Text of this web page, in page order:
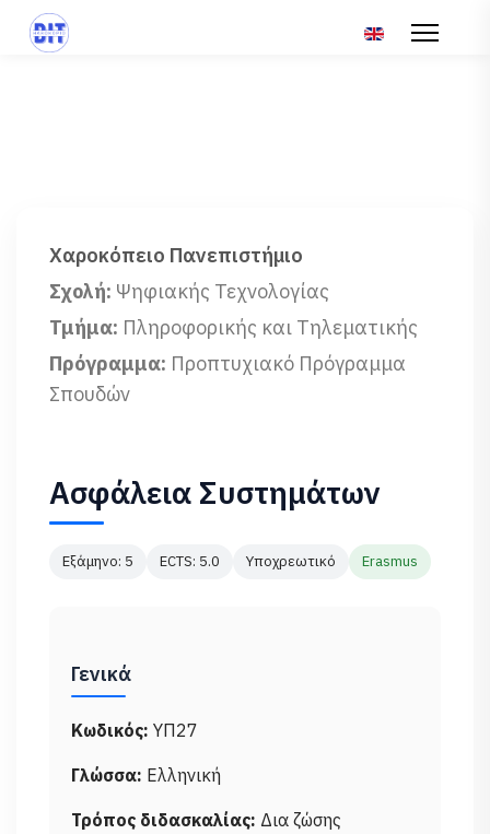
Επιλέξτε τη
Χαροκόπειο Πανεπιστήμιο
Σχολή: Ψηφιακής Τεχνολογίας
Τμήμα: Πληροφορικής και Τηλεματικής
Πρόγραμμα: Προπτυχιακό Πρόγραμμα
Σπουδών
Ασφάλεια Συστημάτων
Εξάμηνο: 5 ECTS: 5.0 Υποχρεωτικό Erasmus
Γενικά
Κωδικός: ΥΠ27
Γλώσσα: Ελληνική
Τρόπος διδασκαλίας: Δια ζώσης